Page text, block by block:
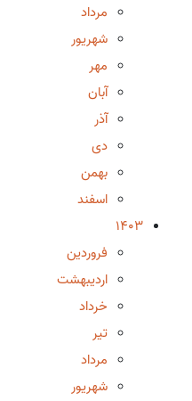
مرداد
شهریور
مهر
آبان
آذر
دی
بهمن
اسفند
1403
فروردین
اردیبهشت
خرداد
تیر
مرداد
شهریور